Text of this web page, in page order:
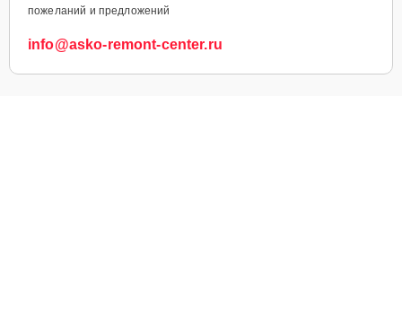
пожеланий и предложений
info@asko-remont-center.ru